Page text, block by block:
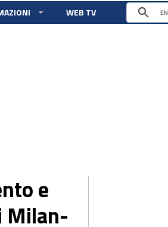
WEB TV
e
Milan-